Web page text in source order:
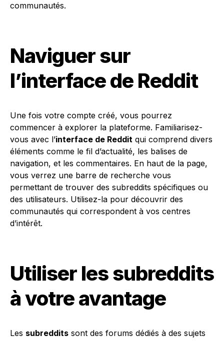
communautés.
Naviguer sur
l’interface de Reddit
Une fois votre compte créé, vous pourrez
commencer à explorer la plateforme. Familiarisez-
vous avec l’interface de Reddit qui comprend divers
éléments comme le fil d’actualité, les balises de
navigation, et les commentaires. En haut de la page,
vous verrez une barre de recherche vous
permettant de trouver des subreddits spécifiques ou
des utilisateurs. Utilisez-la pour découvrir des
communautés qui correspondent à vos centres
d’intérêt.
Utiliser les subreddits
à votre avantage
Les subreddits sont des forums dédiés à des sujets